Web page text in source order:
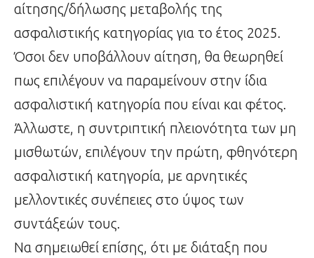
αίτησης/δήλωσης μεταβολής της
ασφαλιστικής κατηγορίας για το έτος 2025.
Όσοι δεν υποβάλλουν αίτηση, θα θεωρηθεί
πως επιλέγουν να παραμείνουν στην ίδια
ασφαλιστική κατηγορία που είναι και φέτος.
Άλλωστε, η συντριπτική πλειονότητα των μη
μισθωτών, επιλέγουν την πρώτη, φθηνότερη
ασφαλιστική κατηγορία, με αρνητικές
μελλοντικές συνέπειες στο ύψος των
συντάξεών τους.
Να σημειωθεί επίσης, ότι με διάταξη που